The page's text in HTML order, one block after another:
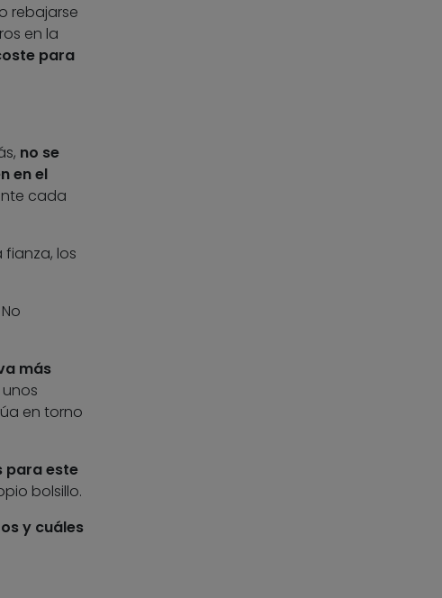
rebajarse
en la
para
no se
en el
cada
los
más
en torno
para este
bolsillo.
y cuáles